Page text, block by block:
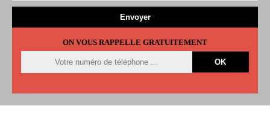
ON VOUS RAPPELLE GRATUITEMENT